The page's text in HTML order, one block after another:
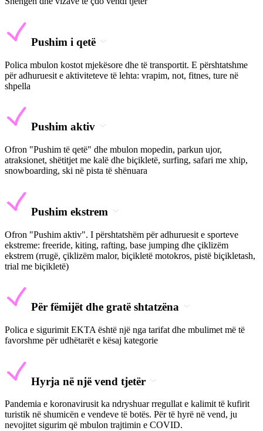
Pushim i qetë
Polica mbulon kostot mjekësore dhe të transportit. E përshtatshme
për adhuruesit e aktiviteteve të lehta: vrapim, not, fitnes, ture në
shpella
Pushim aktiv
Ofron "Pushim të qetë" dhe mbulon mopedin, parkun ujor,
atraksionet, shëtitjet me kalë dhe biçikletë, surfing, safari me xhip,
snowboarding, ski në pista të shënuara
Pushim ekstrem
Ofron "Pushim aktiv". I përshtatshëm për adhuruesit e sporteve
ekstreme: freeride, kiting, rafting, base jumping dhe çiklizëm
ekstrem (rrugë, çiklizëm malor, biçikletë motokros, pistë biçikletash,
trial me biçikletë)
Për fëmijët dhe gratë shtatzëna
Polica e sigurimit EKTA është një nga tarifat dhe mbulimet më të
favorshme për udhëtarët e kësaj kategorie
Hyrja në një vend tjetër
Pandemia e koronavirusit ka ndryshuar rregullat e kalimit të kufirit
turistik në shumicën e vendeve të botës. Për të hyrë në vend, ju
nevojitet sigurim që mbulon trajtimin e COVID.